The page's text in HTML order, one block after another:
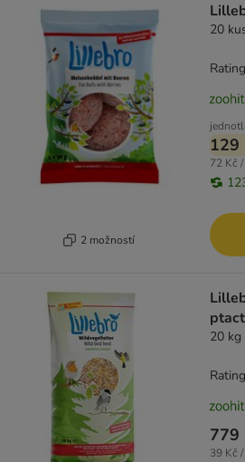
2 možností
20
129
72 Kč
20 kg
779
39 Kč